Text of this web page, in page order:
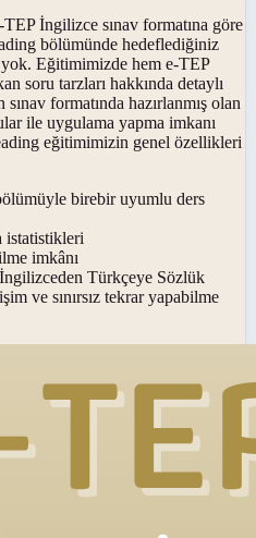
İngilizce sınav formatına göre
bölümünde hedeflediğiniz
yok. Eğitimimizde hem e-TEP
soru tarzları hakkında detaylı
formatında hazırlanmış olan
ile uygulama yapma imkanı
eğitimimizin genel özellikleri
birebir uyumlu ders
istatistikleri
imkânı
Türkçeye Sözlük
ve sınırsız tekrar yapabilme